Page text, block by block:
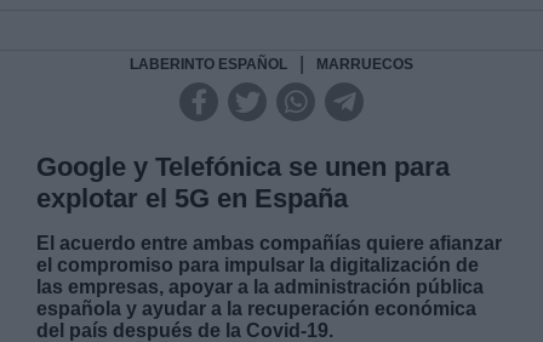
LABERINTO ESPAÑOL MARRUECOS
Google y Telefónica se unen para
explotar el 5G en España
El acuerdo entre ambas compañías quiere afianzar
el compromiso para impulsar la digitalización de
las empresas, apoyar a la administración pública
española y ayudar a la recuperación económica
del país después de la Covid-19.
Legitimación:
Destinatarios: